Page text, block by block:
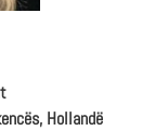
Hollandë